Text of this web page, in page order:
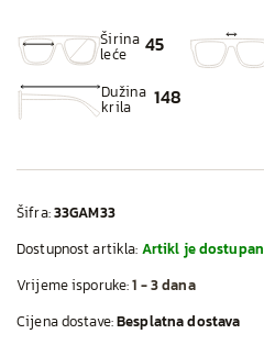
Širina
leće 45
Dužina
krila 148
Šifra:33GAM33
Dostupnost artikla: Artikl je dostupan
Vrijeme isporuke:1 - 3 dana
Cijena dostave:Besplatna dostava